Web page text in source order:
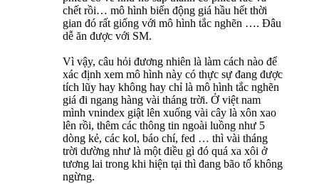
chết rồi… mô hình biến động giá hầu hết thời
gian đó rất giống với mô hình tắc nghẽn …. Đâu
dễ ăn được với SM.
Vì vậy, câu hỏi đương nhiên là làm cách nào để
xác định xem mô hình này có thực sự đang được
tích lũy hay không hay chỉ là mô hình tắc nghẽn
giá đi ngang hàng vài tháng trời. Ở việt nam
mình vnindex giật lên xuống vài cây là xôn xao
lên rồi, thêm các thông tin ngoài luồng như 5
dòng kẻ, các kol, báo chí, fed … thì vài tháng
trời dường như là một điều gì đó quá xa xôi ở
tương lai trong khi hiện tại thì đang bão tố không
ngừng.